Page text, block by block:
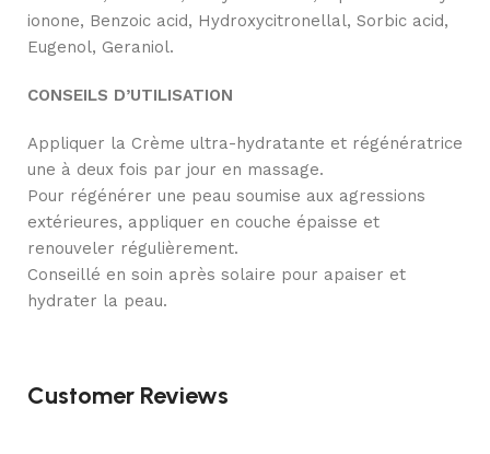
ionone, Benzoic acid, Hydroxycitronellal, Sorbic acid,
Eugenol, Geraniol.
CONSEILS D’UTILISATION
Appliquer la Crème ultra-hydratante et régénératrice
une à deux fois par jour en massage.
Pour régénérer une peau soumise aux agressions
extérieures, appliquer en couche épaisse et
renouveler régulièrement.
Conseillé en soin après solaire pour apaiser et
hydrater la peau.
Customer Reviews